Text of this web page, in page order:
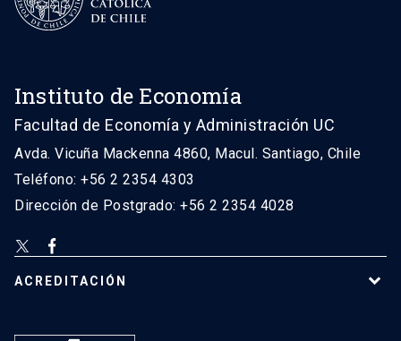
Instituto de Economía
Facultad de Economía y Administración UC
Avda. Vicuña Mackenna 4860, Macul. Santiago, Chile
Teléfono: +56 2 2354 4303
Dirección de Postgrado: +56 2 2354 4028
ACREDITACIÓN